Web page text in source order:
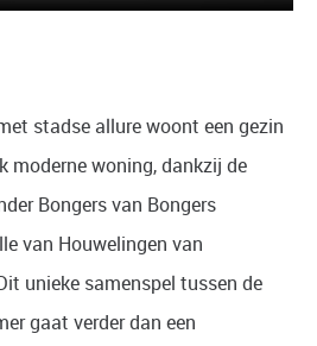
stadse allure woont een gezin
moderne woning, dankzij de
Bongers van Bongers
van Houwelingen van
unieke samenspel tussen de
gaat verder dan een